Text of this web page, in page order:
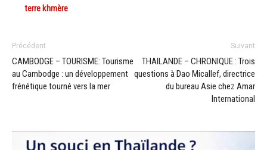
terre khmère
Précédent
CAMBODGE – TOURISME: Tourisme
au Cambodge : un développement
frénétique tourné vers la mer
Suivant
THAILANDE – CHRONIQUE : Trois
questions à Dao Micallef, directrice
du bureau Asie chez Amar
International